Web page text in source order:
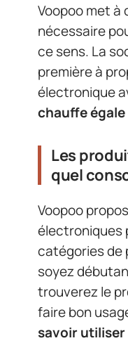
Voopoo met à
nécessaire
ce sens. La
première à
électronique
chauffe égale
Les
quel
Voopoo
électroniques
catégories de
soyez
trouverez le
faire bon
savoir